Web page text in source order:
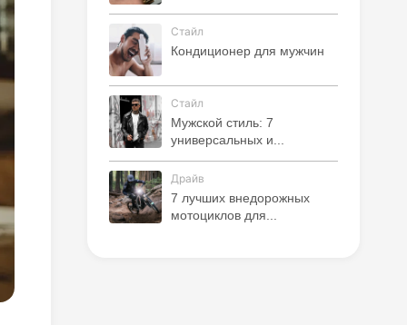
Стайл
Кондиционер для мужчин
Стайл
Мужской стиль: 7
универсальных и...
Драйв
7 лучших внедорожных
мотоциклов для...